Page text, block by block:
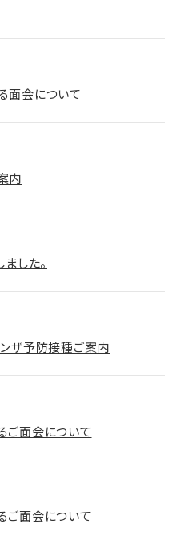
面会について
内
した。
ザ予防接種ご案内
ご面会について
ご面会について